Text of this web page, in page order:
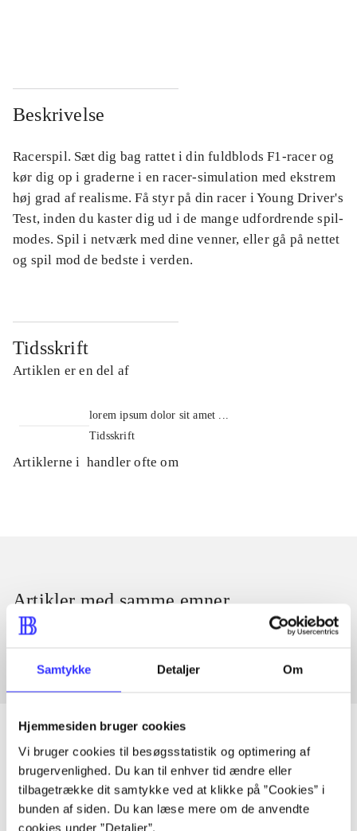
Samtykke Detaljer Om
Hjemmesiden bruger cookies
Vi bruger cookies til besøgsstatistik og optimering af
brugervenlighed. Du kan til enhver tid ændre eller
tilbagetrække dit samtykke ved at klikke på ”Cookies” i
bunden af siden. Du kan læse mere om de anvendte
cookies under ”Detaljer”.
Beskrivelse
Racerspil. Sæt dig bag rattet i din fuldblods F1-racer og
kør dig op i graderne i en racer-simulation med ekstrem
høj grad af realisme. Få styr på din racer i Young Driver's
Test, inden du kaster dig ud i de mange udfordrende spil-
modes. Spil i netværk med dine venner, eller gå på nettet
og spil mod de bedste i verden.
Tidsskrift
Artiklen er en del af
lorem ipsum dolor sit amet ...
Tidsskrift
Artiklerne i handler ofte om
Artikler med samme emner
Fra
Artikler
Alle registrerede artikler fordelt på udgivelser